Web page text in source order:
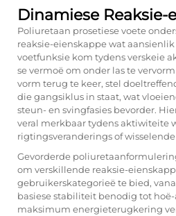
Dinamiese Reaksie-
Poliuretaan prosetiese voete
reaksie-eienskappe wat
voetfunksie kom tydens verskeie
se vermoë om onder las te
vorm terug te keer, stel
die gangsiklus in staat, wat
steun- en svingfasies bevorder.
veral merkbaar tydens aktiwiteite
rigtingsveranderings of
Gevorderde
om verskillende reaksie-
gebruikerskategorieë te bied,
basiese stabiliteit benodig tot
maksimum energieterugkering